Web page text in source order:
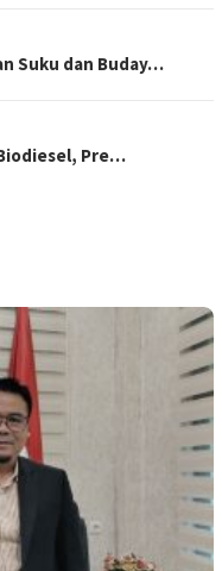
Suku dan Buday…
Pre…